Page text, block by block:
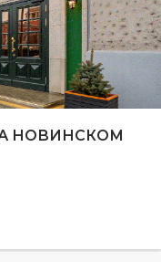
НОВИНСКОМ